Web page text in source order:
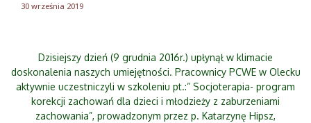
30 września 2019
Dzisiejszy dzień (9 grudnia 2016r.) upłynął w klimacie
doskonalenia naszych umiejętności. Pracownicy PCWE w Olecku
aktywnie uczestniczyli w szkoleniu pt.:” Socjoterapia- program
korekcji zachowań dla dzieci i młodzieży z zaburzeniami
zachowania”, prowadzonym przez p. Katarzynę Hipsz,